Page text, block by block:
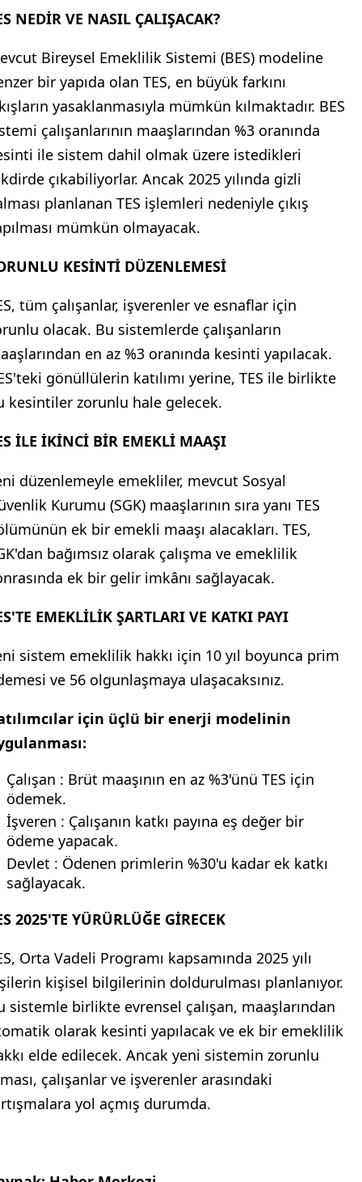
NEDİR VE NASIL ÇALIŞACAK?
Bireysel Emeklilik Sistemi (BES) modeline
bir yapıda olan TES, en büyük farkını
yasaklanmasıyla mümkün kılmaktadır. BES
çalışanlarının maaşlarından %3 oranında
ile sistem dahil olmak üzere istedikleri
çıkabiliyorlar. Ancak 2025 yılında gizli
planlanan TES işlemleri nedeniyle çıkış
mümkün olmayacak.
KESİNTİ DÜZENLEMESİ
tüm çalışanlar, işverenler ve esnaflar için
olacak. Bu sistemlerde çalışanların
en az %3 oranında kesinti yapılacak.
gönüllülerin katılımı yerine, TES ile birlikte
kesintiler zorunlu hale gelecek.
İLE İKİNCİ BİR EMEKLİ MAAŞI
düzenlemeyle emekliler, mevcut Sosyal
Kurumu (SGK) maaşlarının sıra yanı TES
ek bir emekli maaşı alacakları. TES,
bağımsız olarak çalışma ve emeklilik
ek bir gelir imkânı sağlayacak.
EMEKLİLİK ŞARTLARI VE KATKI PAYI
sistem emeklilik hakkı için 10 yıl boyunca prim
ve 56 olgunlaşmaya ulaşacaksınız.
için üçlü bir enerji modelinin
Çalışan : Brüt maaşının en az %3'ünü TES için
ödemek.
İşveren : Çalışanın katkı payına eş değer bir
ödeme yapacak.
Devlet : Ödenen primlerin %30'u kadar ek katkı
sağlayacak.
2025'TE YÜRÜRLÜĞE GİRECEK
Orta Vadeli Programı kapsamında 2025 yılı
kişisel bilgilerinin doldurulması planlanıyor.
sistemle birlikte evrensel çalışan, maaşlarından
olarak kesinti yapılacak ve ek bir emeklilik
elde edilecek. Ancak yeni sistemin zorunlu
çalışanlar ve işverenler arasındaki
yol açmış durumda.